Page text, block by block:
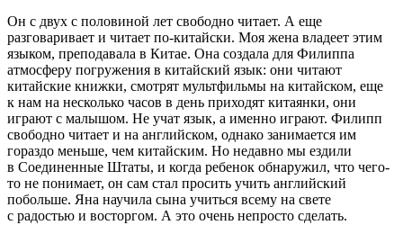
Он с двух с половиной лет свободно читает. А еще
разговаривает и читает по-китайски. Моя жена владеет этим
языком, преподавала в Китае. Она создала для Филиппа
атмосферу погружения в китайский язык: они читают
китайские книжки, смотрят мультфильмы на китайском, еще
к нам на несколько часов в день приходят китаянки, они
играют с малышом. Не учат язык, а именно играют. Филипп
свободно читает и на английском, однако занимается им
гораздо меньше, чем китайским. Но недавно мы ездили
в Соединенные Штаты, и когда ребенок обнаружил, что чего-
то не понимает, он сам стал просить учить английский
побольше. Яна научила сына учиться всему на свете
с радостью и восторгом. А это очень непросто сделать.